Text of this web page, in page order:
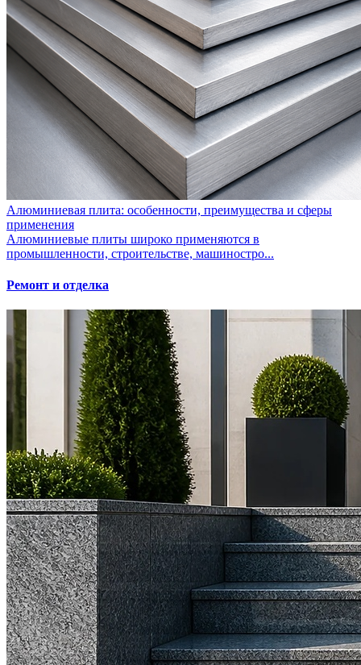
Алюминиевая плита: особенности, преимущества и сферы
применения
Алюминиевые плиты широко применяются в
промышленности, строительстве, машиностро...
Ремонт и отделка